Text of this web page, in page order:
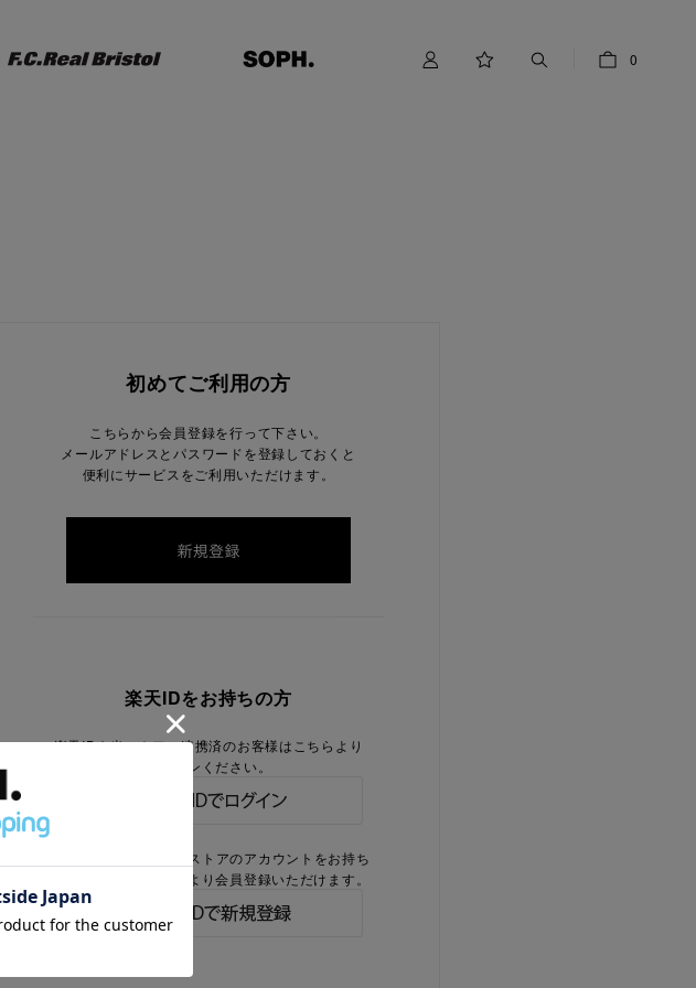
0
初めてご利用の方
こちらから会員登録を行って下さい。
メールアドレスとパスワードを登録しておくと
便利にサービスをご利用いただけます。
楽天IDをお持ちの方
楽天IDを当ストアに連携済のお客様はこちらより
ログインください。
楽天IDをお持ちで、当ストアのアカウントをお持ち
でないお客様はこちらより会員登録いただけます。